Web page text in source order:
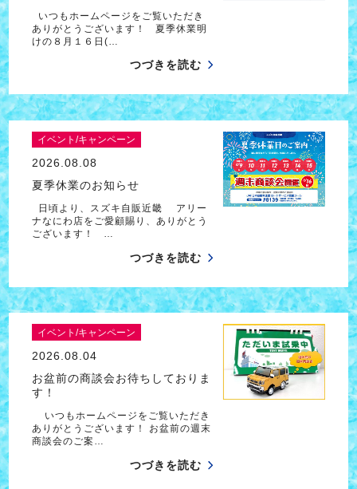
いつもホームページをご覧いただき
ありがとうございます！ 夏季休業明
けの８月１６日(…
つづきを読む
イベント/キャンペーン
2026.08.08
夏季休業のお知らせ
日頃より、スズキ自販近畿 アリー
ナなにわ店をご愛顧賜り、ありがとう
ございます！ …
つづきを読む
イベント/キャンペーン
2026.08.04
お盆前の商談会お待ちしておりま
す！
いつもホームページをご覧いただき
ありがとうございます！ お盆前の週末
商談会のご案…
つづきを読む